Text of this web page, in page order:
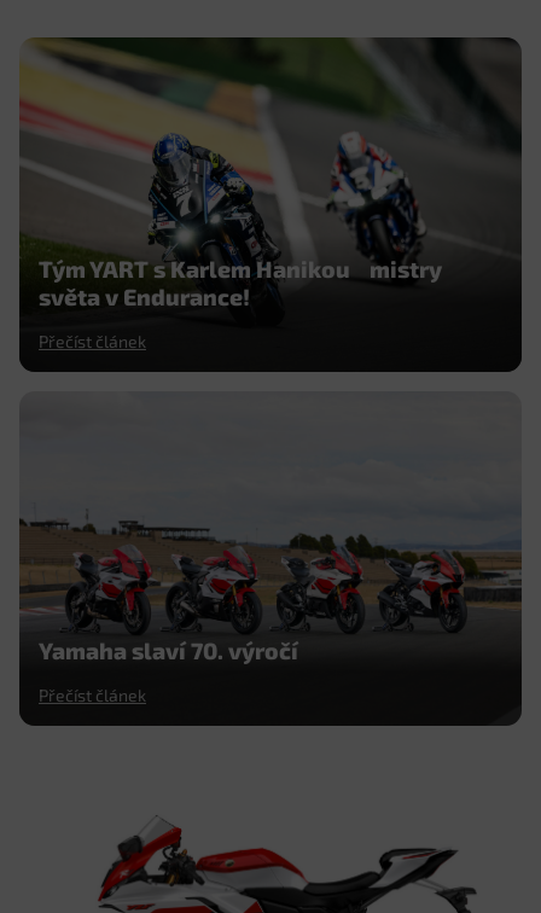
Tým YART s Karlem Hanikou mistry
světa v Endurance!
Přečíst článek
Yamaha slaví 70. výročí
Přečíst článek